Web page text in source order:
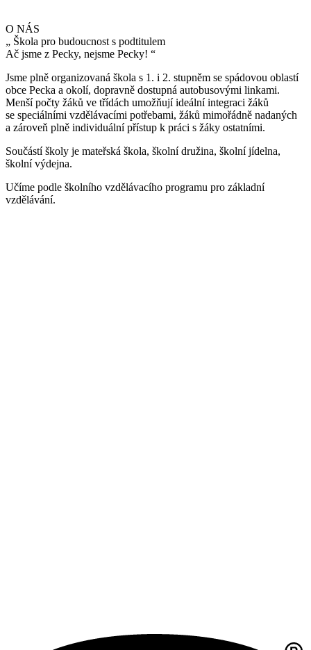
O NÁS
„ Škola pro budoucnost s podtitulem
Ač jsme z Pecky, nejsme Pecky! “
Jsme plně organizovaná škola s 1. i 2. stupněm se spádovou oblastí
obce Pecka a okolí, dopravně dostupná autobusovými linkami.
Menší počty žáků ve třídách umožňují ideální integraci žáků
se speciálními vzdělávacími potřebami, žáků mimořádně nadaných
a zároveň plně individuální přístup k práci s žáky ostatními.
Součástí školy je mateřská škola, školní družina, školní jídelna,
školní výdejna.
Učíme podle školního vzdělávacího programu pro základní
vzdělávání.